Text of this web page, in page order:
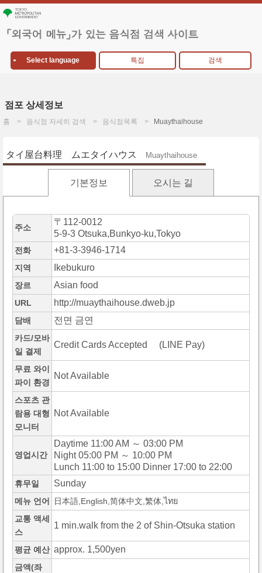
Select language 특집 검색
점포 상세정보
홈 음식점 자세히 검색 음식점목록 Muaythaihouse
タイ屋台料理 ムエタイハウス Muaythaihouse
기본정보 오시는 길
주소
〒112-0012
5-9-3 Otsuka,Bunkyo-ku,Tokyo
전화 +81-3-3946-1714
지역 Ikebukuro
장르 Asian food
URL http://muaythaihouse.dweb.jp
담배 전면 금연
카드/모바
일 결제
Credit Cards Accepted (LINE Pay)
무료 와이
파이 환경
Not Available
스포츠 관
람용 대형
모니터
Not Available
영업시간
Daytime 11:00 AM ～ 03:00 PM
Night 05:00 PM ～ 10:00 PM
Lunch 11:00 to 15:00 Dinner 17:00 to 22:00
휴무일 Sunday
메뉴 언어
日本語,English,简体中文,繁体,ไทย
교통 액세
스
1 min.walk from the 2 of Shin-Otsuka station
평균 예산 approx. 1,500yen
금액(좌